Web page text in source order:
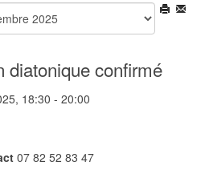
diatonique confirmé
18:30 - 20:00
07 82 52 83 47